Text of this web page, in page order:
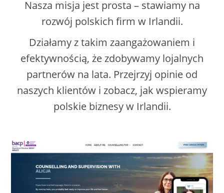
Nasza misja jest prosta – stawiamy na
rozwój polskich firm w Irlandii.
Działamy z takim zaangażowaniem i
efektywnością, że zdobywamy lojalnych
partnerów na lata. Przejrzyj opinie od
naszych klientów i zobacz, jak wspieramy
polskie biznesy w Irlandii.